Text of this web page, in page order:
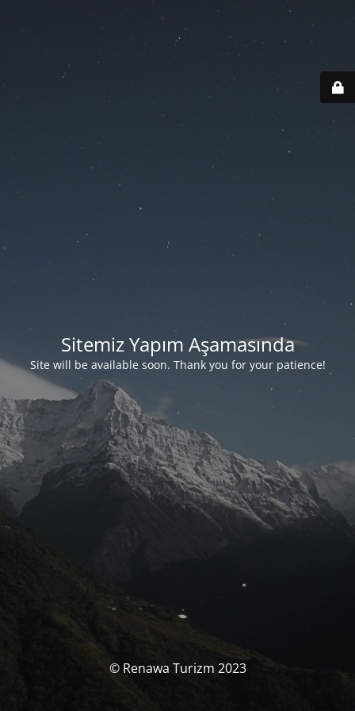
Sitemiz Yapım Aşamasında
Site will be available soon. Thank you for your patience!
© Renawa Turizm 2023